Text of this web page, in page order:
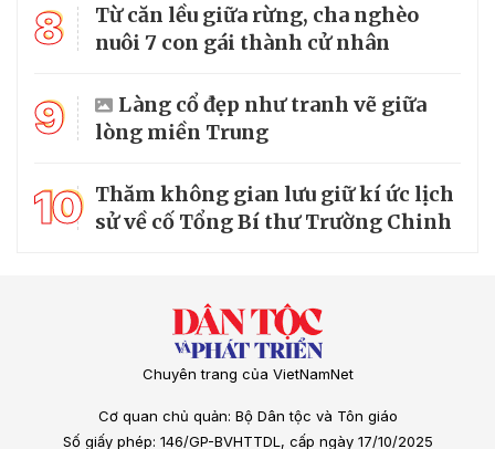
8
Từ căn lều giữa rừng, cha nghèo
nuôi 7 con gái thành cử nhân
9
Làng cổ đẹp như tranh vẽ giữa
lòng miền Trung
10 Thăm không gian lưu giữ kí ức lịch
sử về cố Tổng Bí thư Trường Chinh
Chuyên trang của VietNamNet
Cơ quan chủ quản: Bộ Dân tộc và Tôn giáo
Số giấy phép: 146/GP-BVHTTDL, cấp ngày 17/10/2025